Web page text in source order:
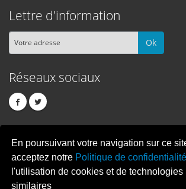
En poursuivant votre navigation sur ce
acceptez notre Politique de confidentialité
l'utilisation de cookies et de technologies
similaires
Lettre d'information
Ok
Réseaux sociaux
PIXELCREATION